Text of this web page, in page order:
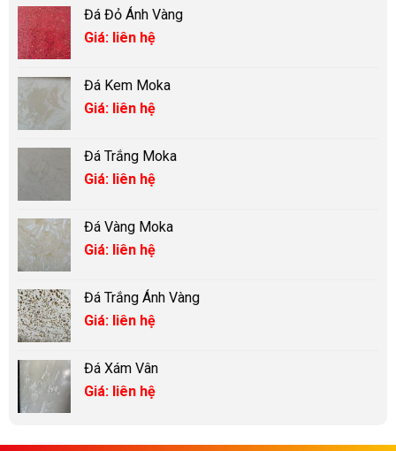
Đá Đỏ Ánh Vàng
Giá: liên hệ
Đá Kem Moka
Giá: liên hệ
Đá Trắng Moka
Giá: liên hệ
Đá Vàng Moka
Giá: liên hệ
Đá Trắng Ánh Vàng
Giá: liên hệ
Đá Xám Vân
Giá: liên hệ